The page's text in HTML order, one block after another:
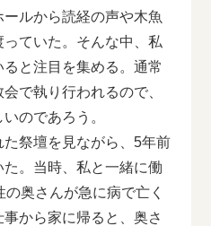
ルから読経の声や木魚
ていた。そんな中、私
と注目を集める。通常
で執り行われるので、
のであろう。
祭壇を見ながら、5年前
。当時、私と一緒に働
奥さんが急に病で亡く
から家に帰ると、奥さ